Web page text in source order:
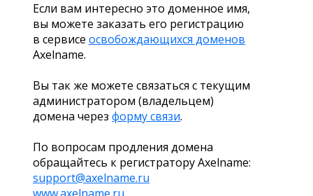
Если вам интересно это доменное имя,
вы можете заказать его регистрацию
в сервисе освобождающихся доменов
Axelname.
Вы так же можете связаться с текущим
администратором (владельцем)
домена через форму связи.
По вопросам продления домена
обращайтесь к регистратору Axelname:
support@axelname.ru